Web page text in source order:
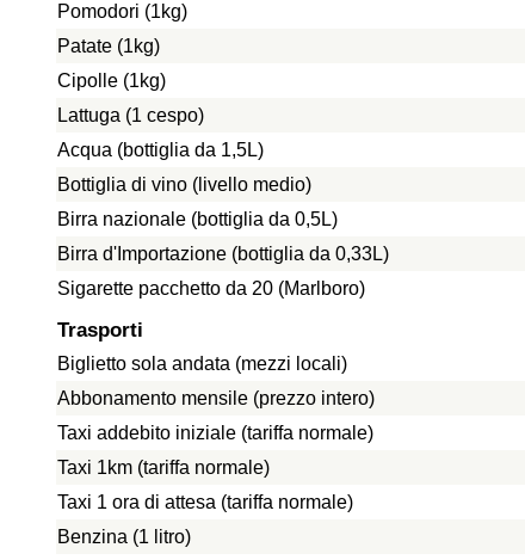
Pomodori (1kg)
Patate (1kg)
Cipolle (1kg)
Lattuga (1 cespo)
Acqua (bottiglia da 1,5L)
Bottiglia di vino (livello medio)
Birra nazionale (bottiglia da 0,5L)
Birra d'Importazione (bottiglia da 0,33L)
Sigarette pacchetto da 20 (Marlboro)
Trasporti
Biglietto sola andata (mezzi locali)
Abbonamento mensile (prezzo intero)
Taxi addebito iniziale (tariffa normale)
Taxi 1km (tariffa normale)
Taxi 1 ora di attesa (tariffa normale)
Benzina (1 litro)